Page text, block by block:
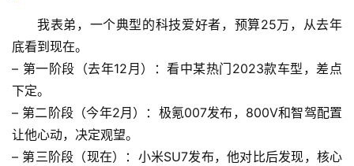
案
宇
宙
天
文
我表弟，一个典型的科技爱好者，预算25万，从去年
底看到现在。
– 第一阶段（去年12月）
：看中某热门2023款车型，差点
下定。
– 第二阶段（今年2月）
：极氪007发布，800V和智驾配置
让他心动，决定观望。
– 第三阶段（现在） ：小米SU7发布，他对比后发现， 核心